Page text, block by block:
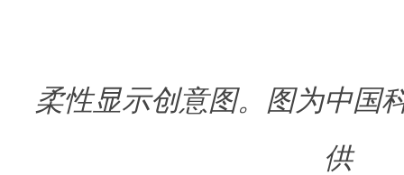
柔性显示创意图。 图为中国
供